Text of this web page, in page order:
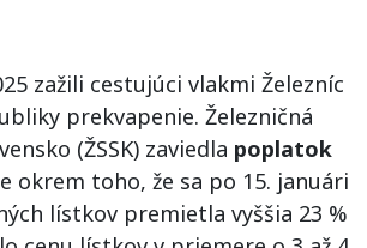
zažili cestujúci vlakmi Železníc
prekvapenie. Železničná
(ŽSSK) zaviedla poplatok
okrem toho, že sa po 15. januári
lístkov premietla vyššia 23 %